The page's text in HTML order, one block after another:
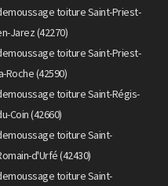
toiture Saint-Priest-
Jarez (42270)
toiture Saint-Priest-
Roche (42590)
toiture Saint-Régis-
Coin (42660)
toiture Saint-
d'Urfé (42430)
toiture Saint-